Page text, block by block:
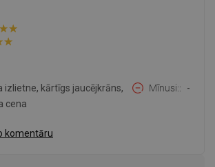
izlietne, kārtīgs jaucējkrāns,
cena
Mīnusi: -
komentāru